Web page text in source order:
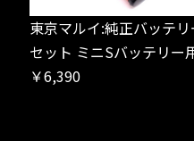
東京マルイ:純正バッテ
セット ミニSバッテリー
￥6,390